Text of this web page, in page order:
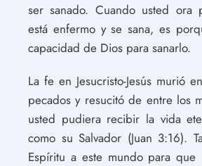
ser sanado. Cuando usted ora
está enfermo y se sana, es
capacidad de Dios para sanarlo.
La fe en Jesucristo-Jesús murió
pecados y resucitó de entre los
usted pudiera recibir la vida
como su Salvador (Juan 3:16).
Espíritu a este mundo para que